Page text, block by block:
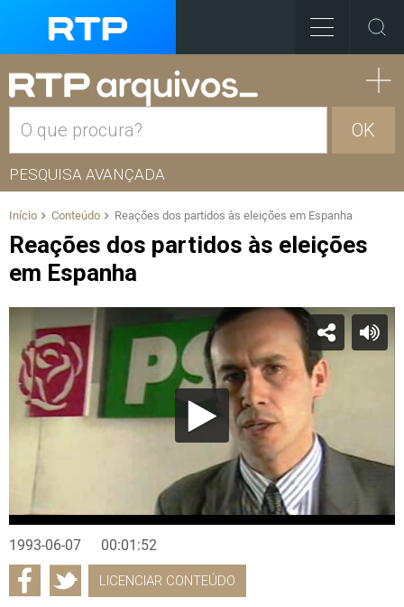
OK
PESQUISA AVANÇADA
Início Conteúdo Reações dos partidos às eleições em Espanha
Reações dos partidos às eleições
em Espanha
1993-06-07 00:01:52
LICENCIAR CONTEÚDO